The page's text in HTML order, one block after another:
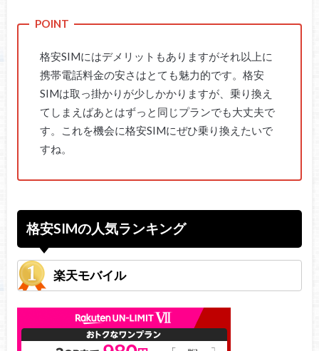
格安SIMにはデメリットもありますがそれ以上に
携帯電話料金の安さはとても魅力的です。格安
SIMは取っ掛かりが少しかかりますが、乗り換え
てしまえばあとはずっと同じプランでも大丈夫で
す。これを機会に格安SIMにぜひ乗り換えたいで
すね。
格安SIMの人気ランキング
楽天モバイル